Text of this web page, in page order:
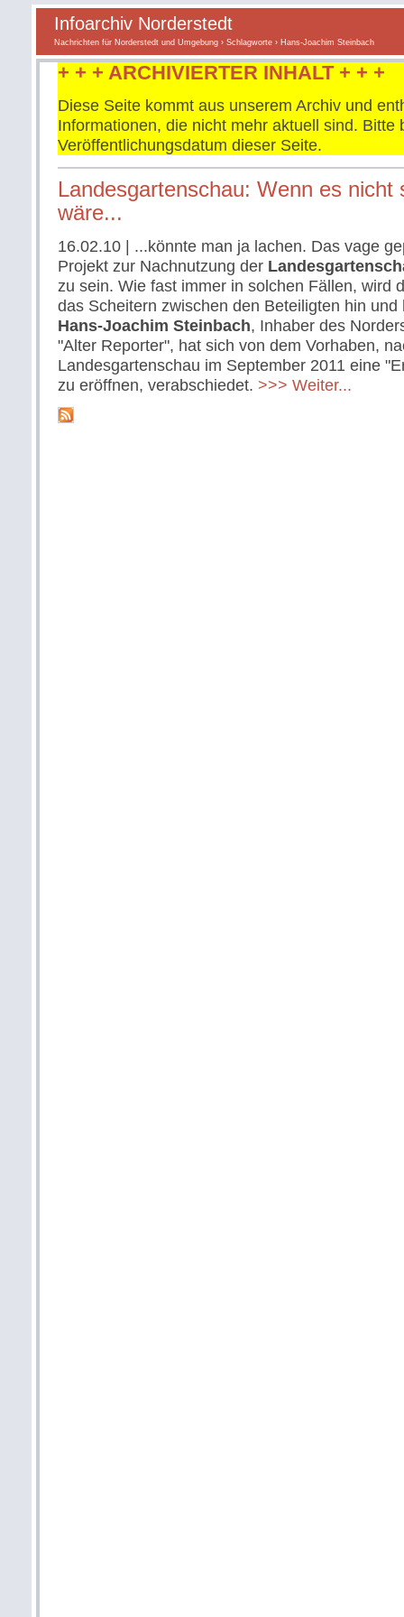
Infoarchiv Norderstedt
Nachrichten für Norderstedt und Umgebung › Schlagworte › Hans-Joachim Steinbach
+ + + ARCHIVIERTER INHALT + + +
Diese Seite kommt aus unserem Archiv und
Informationen, die nicht mehr aktuell sind. Bitte
Veröffentlichungsdatum dieser Seite.
Landesgartenschau: Wenn es nicht
wäre...
16.02.10 | ...könnte man ja lachen. Das vage
Projekt zur Nachnutzung der
zu sein. Wie fast immer in solchen Fällen, wird
das Scheitern zwischen den Beteiligten hin und
Hans-Joachim Steinbach, Inhaber des
"Alter Reporter", hat sich von dem Vorhaben,
Landesgartenschau im September 2011 eine
zu eröffnen, verabschiedet. >>> Weiter...